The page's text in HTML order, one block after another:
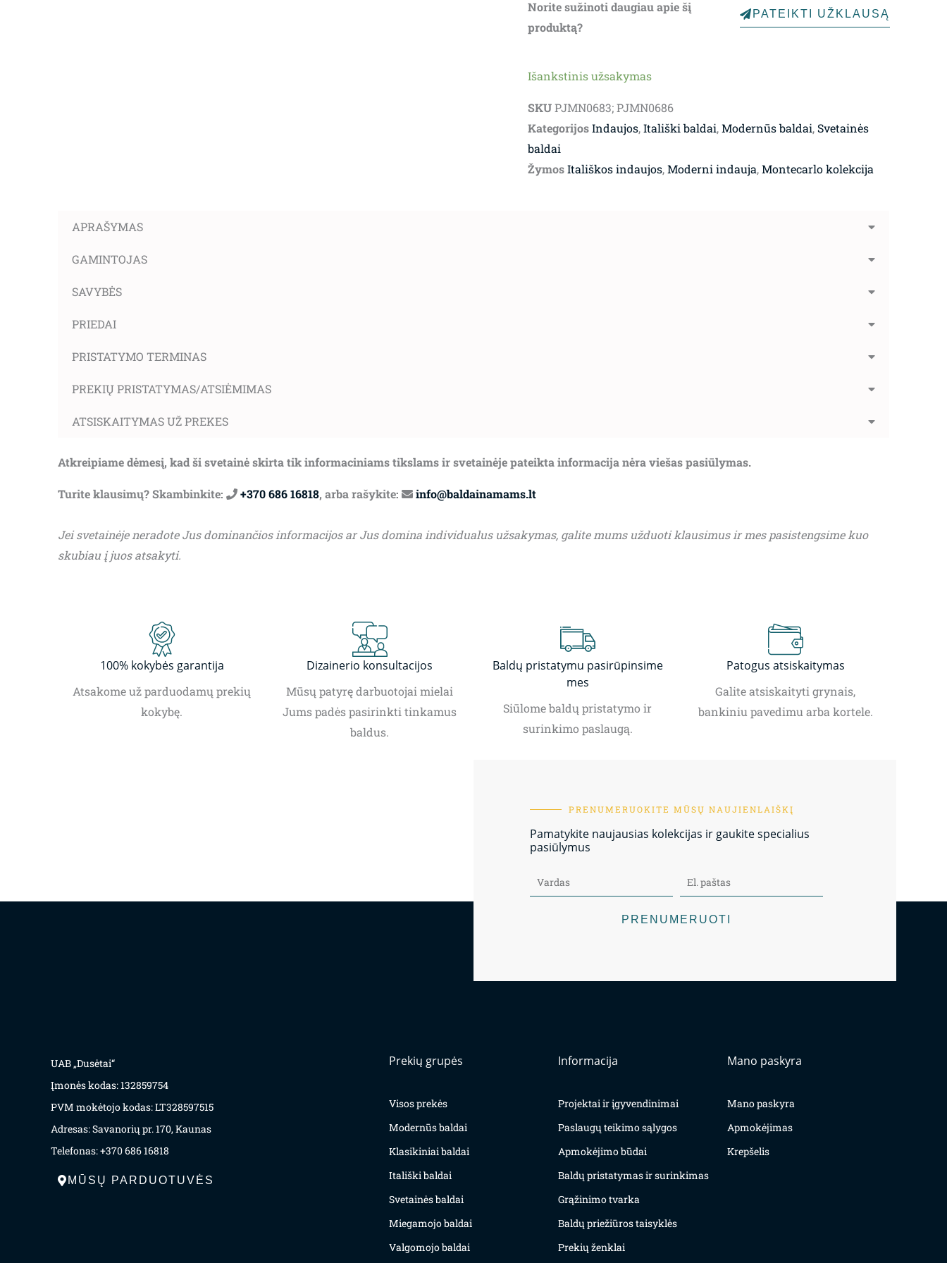
Norite sužinoti daugiau apie šį
produktą?
PATEIKTI UŽKLAUSĄ
Išankstinis užsakymas
SKUPJMN0683; PJMN0686
KategorijosIndaujos,Itališki baldai,Modernūs baldai,Svetainės
baldai
ŽymosItališkos indaujos,Moderni indauja,Montecarlo kolekcija
APRAŠYMAS
GAMINTOJAS
SAVYBĖS
PRIEDAI
PRISTATYMO TERMINAS
PREKIŲ PRISTATYMAS/ATSIĖMIMAS
ATSISKAITYMAS UŽ PREKES
Atkreipiame dėmesį, kad ši svetainė skirta tik informaciniams tikslams ir svetainėje pateikta informacija nėra viešas pasiūlymas.
Turite klausimų? Skambinkite: +370 686 16818, arba rašykite: info@baldainamams.lt
Jei svetainėje neradote Jus dominančios informacijos ar Jus domina individualus užsakymas, galite mums užduoti klausimus ir mes pasistengsime kuo
skubiau į juos atsakyti.
100% kokybės garantija
Atsakome už parduodamų prekių
kokybę.
Dizainerio konsultacijos
Mūsų patyrę darbuotojai mielai
Jums padės pasirinkti tinkamus
baldus.
Baldų pristatymu pasirūpinsime
mes
Siūlome baldų pristatymo ir
surinkimo paslaugą.
Patogus atsiskaitymas
Galite atsiskaityti grynais,
bankiniu pavedimu arba kortele.
PRENUMERUOKITE MŪSŲ NAUJIENLAIŠKĮ
Pamatykite naujausias kolekcijas ir gaukite specialius
pasiūlymus
PRENUMERUOTI
UAB „Dusėtai“
Įmonės kodas: 132859754
PVM mokėtojo kodas: LT328597515
Adresas: Savanorių pr. 170, Kaunas
Telefonas: +370 686 16818
MŪSŲ PARDUOTUVĖS
Prekių grupės
Visos prekės
Modernūs baldai
Klasikiniai baldai
Itališki baldai
Svetainės baldai
Miegamojo baldai
Valgomojo baldai
Informacija
Projektai ir įgyvendinimai
Paslaugų teikimo sąlygos
Apmokėjimo būdai
Baldų pristatymas ir surinkimas
Grąžinimo tvarka
Baldų priežiūros taisyklės
Prekių ženklai
Mano paskyra
Mano paskyra
Apmokėjimas
Krepšelis